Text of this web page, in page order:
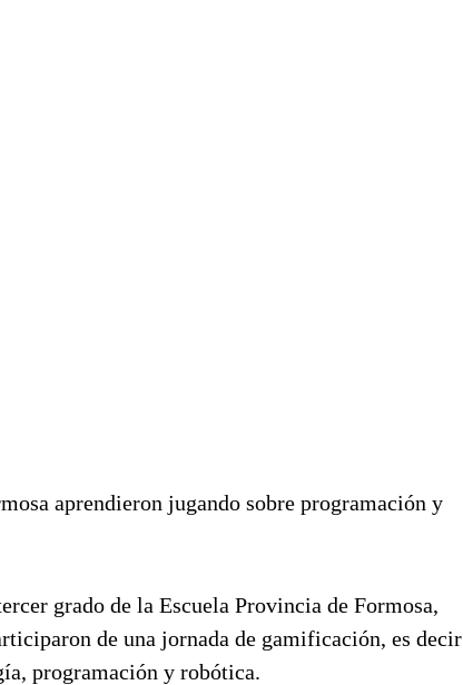
aprendieron jugando sobre programación y
grado de la Escuela Provincia de Formosa,
de una jornada de gamificación, es decir
programación y robótica.